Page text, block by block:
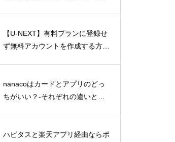
【U-NEXT】有料プランに登録せ
ず無料アカウントを作成する方法
nanacoはカードとアプリのどっ
ちがいい？-それぞれの違いとメ
ハピタスと楽天アプリ経由ならポ